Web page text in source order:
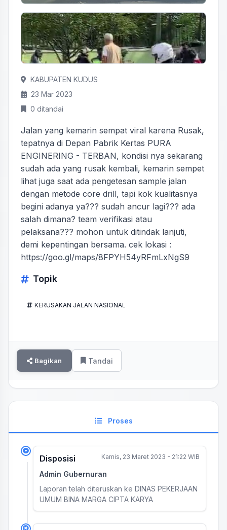
KABUPATEN KUDUS
23 Mar 2023
0 ditandai
Jalan yang kemarin sempat viral karena Rusak,
tepatnya di Depan Pabrik Kertas PURA
ENGINERING - TERBAN, kondisi nya sekarang
sudah ada yang rusak kembali, kemarin sempet
lihat juga saat ada pengetesan sample jalan
dengan metode core drill, tapi kok kualitasnya
begini adanya ya??? sudah ancur lagi??? ada
salah dimana? team verifikasi atau
pelaksana??? mohon untuk ditindak lanjuti,
demi kepentingan bersama. cek lokasi :
https://goo.gl/maps/8FPYH54yRFmLxNgS9
Topik
KERUSAKAN JALAN NASIONAL
Bagikan Tandai
Proses
Disposisi Kamis, 23 Maret 2023 - 21:22 WIB
Admin Gubernuran
Laporan telah diteruskan ke DINAS PEKERJAAN
UMUM BINA MARGA CIPTA KARYA